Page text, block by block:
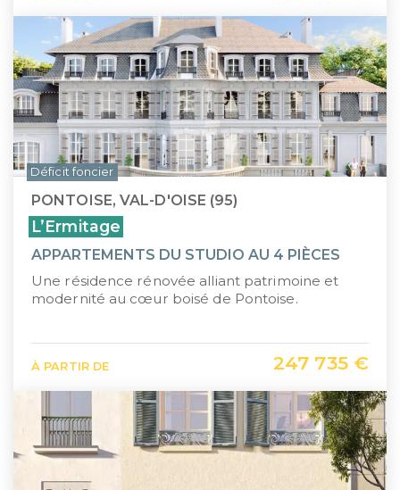
PONTOISE, VAL-D'OISE (95)
L’Ermitage
APPARTEMENTS DU STUDIO AU 4 PIÈCES
Une résidence rénovée alliant patrimoine et
modernité au cœur boisé de Pontoise.
À PARTIR DE 247 735 €
Déficit foncier